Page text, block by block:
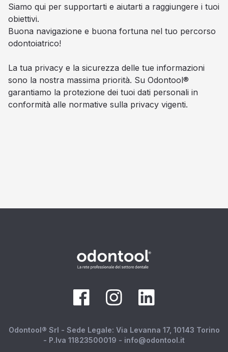
Siamo qui per supportarti e aiutarti a raggiungere i tuoi
obiettivi.
Buona navigazione e buona fortuna nel tuo percorso
odontoiatrico!
La tua privacy e la sicurezza delle tue informazioni
sono la nostra massima priorità. Su Odontool®
garantiamo la protezione dei tuoi dati personali in
conformità alle normative sulla privacy vigenti.
Odontool® Srl - Sede Legale: Via Levanna 17, 10143 Torino
- P.Iva 11823500019 - info@odontool.it